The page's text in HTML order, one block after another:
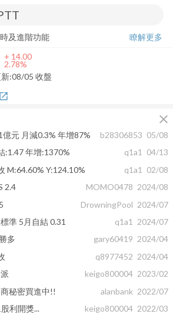
及進階功能
瞭解更多
+ 14.00
2.78%
:08/05 收盤
open_in_new
close
元 月減0.3% 年增87% b28306853 05/08
:1.47 年增:1370%
q1a1
04/13
M:64.60% Y:124.10%
q1a1
02/08
2.4
MOMO0478 2024/08
DrowningPool 2024/07
準 5月自結 0.31
q1a1
2024/07
多
gary60419 2024/04
q8977452 2024/04
keigo800004 2023/02
秘密買進中!!
alanbank 2022/07
利開獎...
keigo800004 2022/03